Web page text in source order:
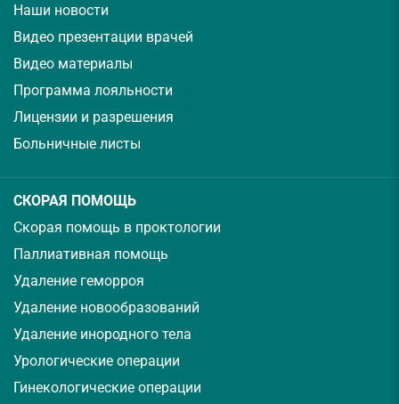
Наши новости
Видео презентации врачей
Видео материалы
Программа лояльности
Лицензии и разрешения
Больничные листы
СКОРАЯ ПОМОЩЬ
Скорая помощь в проктологии
Паллиативная помощь
Удаление геморроя
Удаление новообразований
Удаление инородного тела
Урологические операции
Гинекологические операции